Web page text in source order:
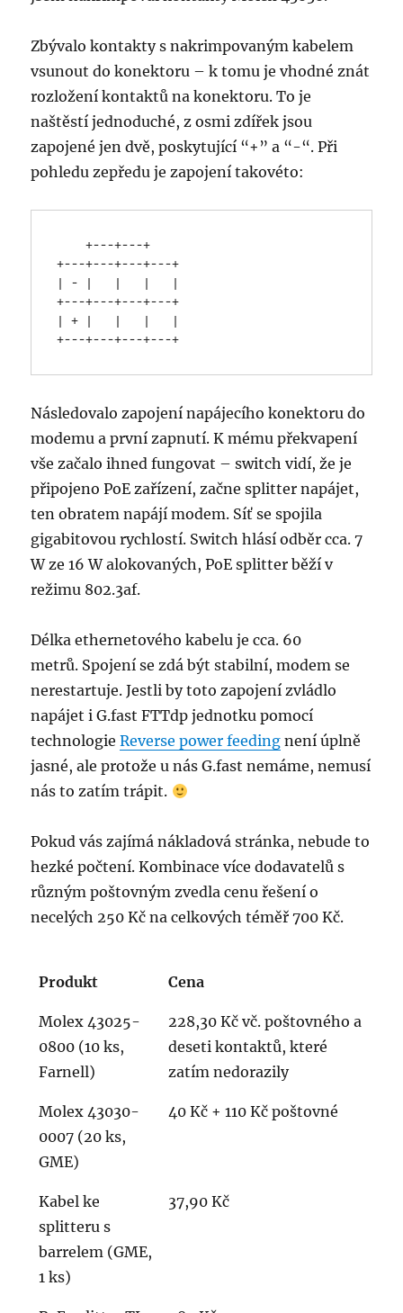
Zbývalo kontakty s nakrimpovaným kabelem
vsunout do konektoru – k tomu je vhodné znát
rozložení kontaktů na konektoru. To je
naštěstí jednoduché, z osmi zdířek jsou
zapojené jen dvě, poskytující “+” a “-“. Při
pohledu zepředu je zapojení takovéto:
+---+---+
+---+---+---+---+
| - |   |   |   |
+---+---+---+---+
| + |   |   |   |
+---+---+---+---+
Následovalo zapojení napájecího konektoru do
modemu a první zapnutí. K mému překvapení
vše začalo ihned fungovat – switch vidí, že je
připojeno PoE zařízení, začne splitter napájet,
ten obratem napájí modem. Síť se spojila
gigabitovou rychlostí. Switch hlásí odběr cca. 7
W ze 16 W alokovaných, PoE splitter běží v
režimu 802.3af.
Délka ethernetového kabelu je cca. 60
metrů. Spojení se zdá být stabilní, modem se
nerestartuje. Jestli by toto zapojení zvládlo
napájet i G.fast FTTdp jednotku pomocí
technologieReverse power feeding není úplně
jasné, ale protože u nás G.fast nemáme, nemusí
nás to zatím trápit.
Pokud vás zajímá nákladová stránka, nebude to
hezké počtení. Kombinace více dodavatelů s
různým poštovným zvedla cenu řešení o
necelých 250 Kč na celkových téměř 700 Kč.
Produkt Cena
Molex 43025-
0800 (10 ks,
Farnell)
228,30 Kč vč. poštovného a
deseti kontaktů, které
zatím nedorazily
Molex 43030-
0007 (20 ks,
GME)
40 Kč + 110 Kč poštovné
Kabel ke
splitteru s
barrelem (GME,
1 ks)
37,90 Kč